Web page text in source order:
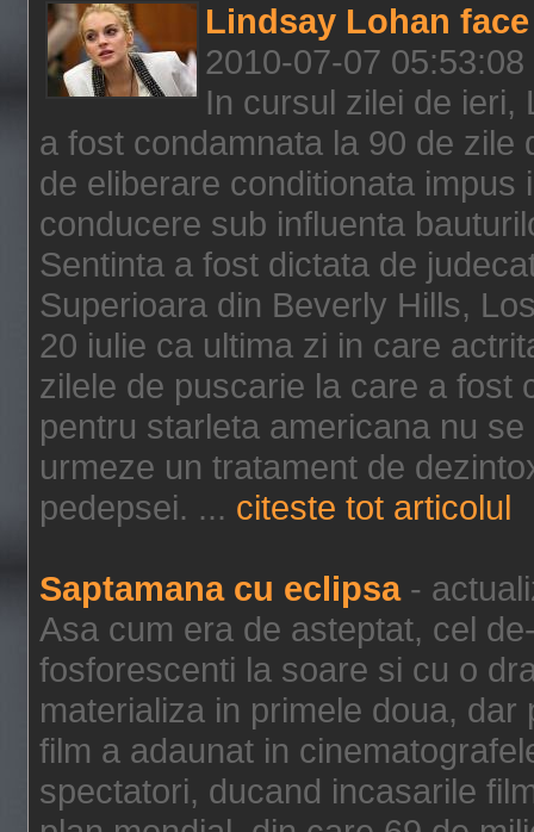
Lindsay Lohan
2010-07-07 05:53:08
In cursul zilei de ieri,
a fost condamnata la 90 de
de eliberare conditionata
conducere sub influenta
Sentinta a fost dictata de
Superioara din Beverly Hills,
20 iulie ca ultima zi in care
zilele de puscarie la care a fost
pentru starleta americana nu
urmeze un tratament de
pedepsei. ... citeste tot articolul
Saptamana cu eclipsa-
Asa cum era de asteptat, cel
fosforescenti la soare si cu o
materializa in primele doua,
film a adaunat in
spectatori, ducand incasarile